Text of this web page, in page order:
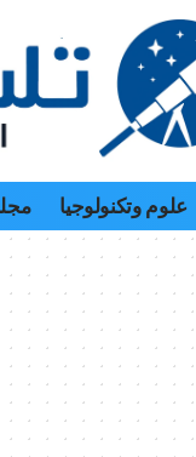
علوم وتكنولوجيا